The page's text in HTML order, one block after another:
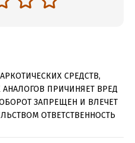
СРЕДСТВ,
ПРИЧИНЯЕТ ВРЕД
ЗАПРЕЩЕН И ВЛЕЧЕТ
ОТВЕТСТВЕННОСТЬ